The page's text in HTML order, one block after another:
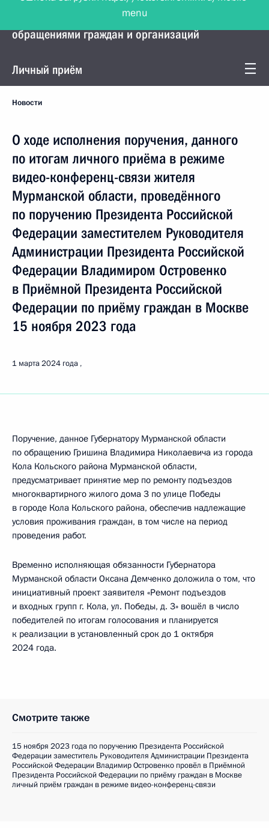
Управление Президента по работе с
обращениями граждан и организаций
Личный приём
Новости
О ходе исполнения поручения, данного
по итогам личного приёма в режиме
видео-конференц-связи жителя
Мурманской области, проведённого
по поручению Президента Российской
Федерации заместителем Руководителя
Администрации Президента Российской
Федерации Владимиром Островенко
в Приёмной Президента Российской
Федерации по приёму граждан в Москве
15 ноября 2023 года
1 марта 2024 года
Поручение, данное Губернатору Мурманской области
по обращению Гришина Владимира Николаевича из города
Кола Кольского района Мурманской области,
предусматривает принятие мер по ремонту подъездов
многоквартирного жилого дома 3 по улице Победы
в городе Кола Кольского района, обеспечив надлежащие
условия проживания граждан, в том числе на период
проведения работ.
Временно исполняющая обязанности Губернатора
Мурманской области Оксана Демченко доложила о том, что
инициативный проект заявителя «Ремонт подъездов
и входных групп г. Кола, ул. Победы, д. 3» вошёл в число
победителей по итогам голосования и планируется
к реализации в установленный срок до 1 октября
2024 года.
Смотрите также
15 ноября 2023 года по поручению Президента Российской
Федерации заместитель Руководителя Администрации Президента
Российской Федерации Владимир Островенко провёл в Приёмной
Президента Российской Федерации по приёму граждан в Москве
личный приём граждан в режиме видео-конференц-связи
menu